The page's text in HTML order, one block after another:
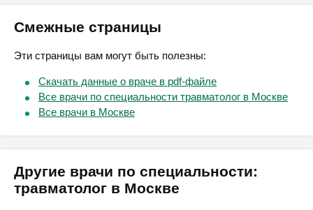
Смежные страницы
Эти страницы вам могут быть полезны:
Скачать данные о враче в pdf-файле
Все врачи по специальности травматолог в Москве
Все врачи в Москве
Другие врачи по специальности:
травматолог в Москве